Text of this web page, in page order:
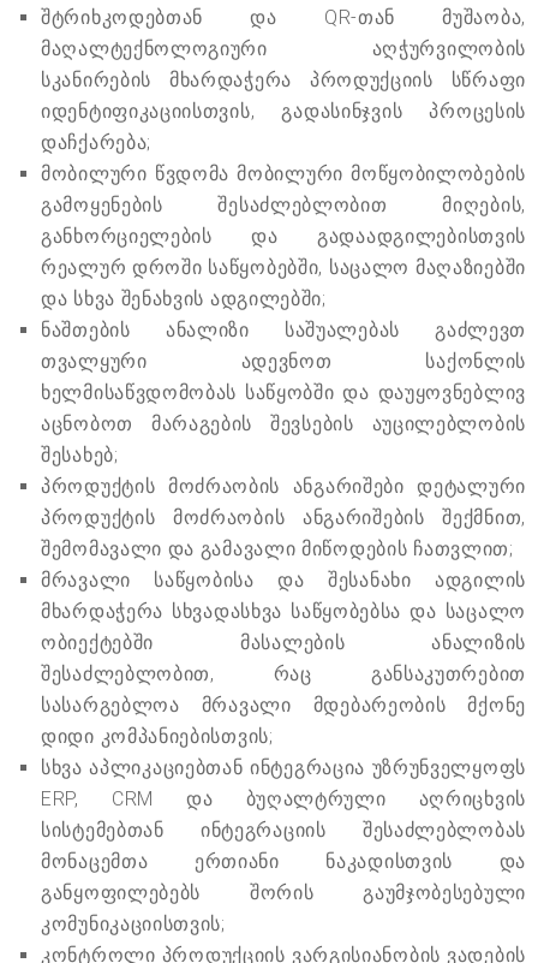
შტრიხკოდებთან და QR-თან მუშაობა,
მაღალტექნოლოგიური აღჭურვილობის
სკანირების მხარდაჭერა პროდუქციის სწრაფი
იდენტიფიკაციისთვის, გადასინჯვის პროცესის
დაჩქარება;
მობილური წვდომა მობილური მოწყობილობების
გამოყენების შესაძლებლობით მიღების,
განხორციელების და გადაადგილებისთვის
რეალურ დროში საწყობებში, საცალო მაღაზიებში
და სხვა შენახვის ადგილებში;
ნაშთების ანალიზი საშუალებას გაძლევთ
თვალყური ადევნოთ საქონლის
ხელმისაწვდომობას საწყობში და დაუყოვნებლივ
აცნობოთ მარაგების შევსების აუცილებლობის
შესახებ;
პროდუქტის მოძრაობის ანგარიშები დეტალური
პროდუქტის მოძრაობის ანგარიშების შექმნით,
შემომავალი და გამავალი მიწოდების ჩათვლით;
მრავალი საწყობისა და შესანახი ადგილის
მხარდაჭერა სხვადასხვა საწყობებსა და საცალო
ობიექტებში მასალების ანალიზის
შესაძლებლობით, რაც განსაკუთრებით
სასარგებლოა მრავალი მდებარეობის მქონე
დიდი კომპანიებისთვის;
სხვა აპლიკაციებთან ინტეგრაცია უზრუნველყოფს
ERP, CRM და ბუღალტრული აღრიცხვის
სისტემებთან ინტეგრაციის შესაძლებლობას
მონაცემთა ერთიანი ნაკადისთვის და
განყოფილებებს შორის გაუმჯობესებული
კომუნიკაციისთვის;
კონტროლი პროდუქციის ვარგისიანობის ვადების